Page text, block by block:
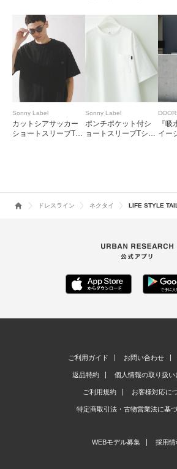
Sonny Label
カットシアサッカー
ショートスリーブTシ
Sonny Label
ポンチポケット付シ
ョートスリーブTシャ
『
イー
ドレスライン ネクタイ LIFE STYLE
ご利用ガイド お問い合わせ
返品特約 個人情報の取り扱い
ご利用規約 お客様対応に
特定商取引法・古物営業法に基
WEBモデル募集 採用情